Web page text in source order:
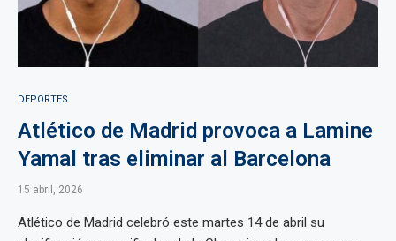
DEPORTES
Atlético de Madrid provoca a Lamine
Yamal tras eliminar al Barcelona
15 abril, 2026
Atlético de Madrid celebró este martes 14 de abril su